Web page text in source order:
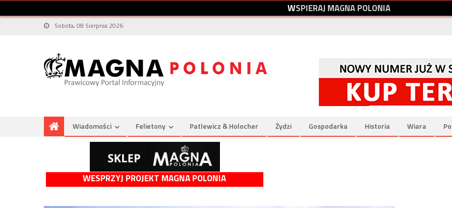
WSPIERAJMAGNAPOLONIA
Sobota, 08 Sierpnia 2026
Wiadomości Felietony Patlewicz & Holocher Żydzi Gospodarka Historia Wiara
WESPRZYJ PROJEKT MAGNA POLONIA